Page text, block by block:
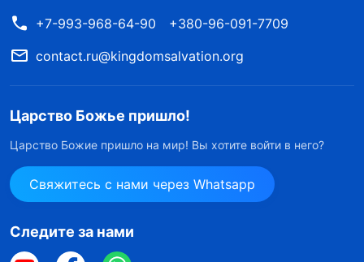
+7-993-968-64-90
+380-96-091-7709
contact.ru@kingdomsalvation.org
Царство Божье пришло!
Царство Божие пришло на мир! Вы хотите войти в него?
Свяжитесь с нами через Whatsapp
Следите за нами